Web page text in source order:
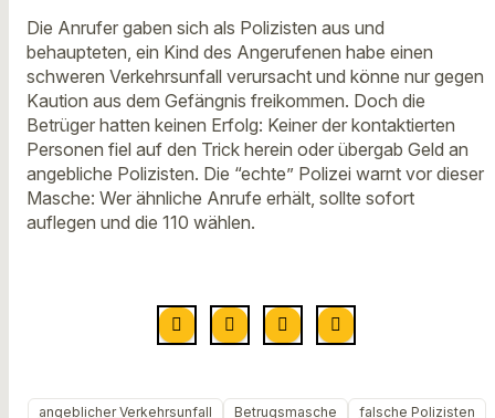
Die Anrufer gaben sich als Polizisten aus und
behaupteten, ein Kind des Angerufenen habe einen
schweren Verkehrsunfall verursacht und könne nur gegen
Kaution aus dem Gefängnis freikommen. Doch die
Betrüger hatten keinen Erfolg: Keiner der kontaktierten
Personen fiel auf den Trick herein oder übergab Geld an
angebliche Polizisten. Die “echte” Polizei warnt vor dieser
Masche: Wer ähnliche Anrufe erhält, sollte sofort
auflegen und die 110 wählen.
angeblicher Verkehrsunfall Betrugsmasche
falsche Polizisten